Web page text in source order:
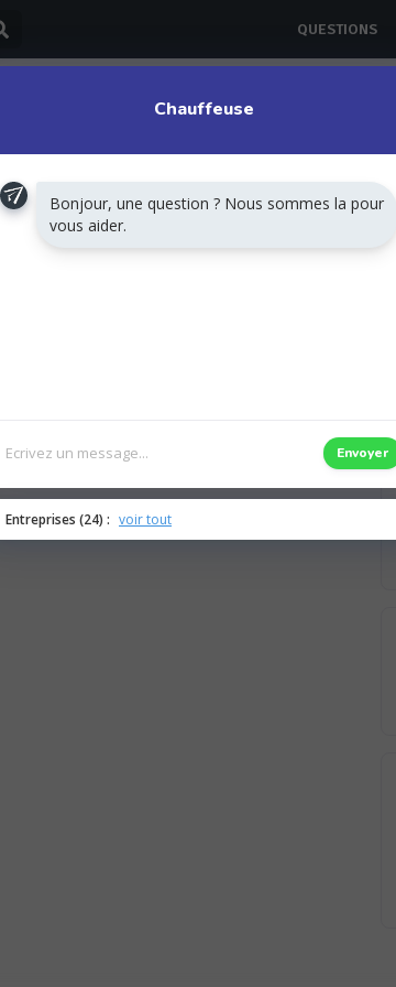
QUESTIONS
Chauffeuse
Bonjour, une question ? Nous sommes la pour
vous aider.
Envoyer
Entreprises (24) : voir tout